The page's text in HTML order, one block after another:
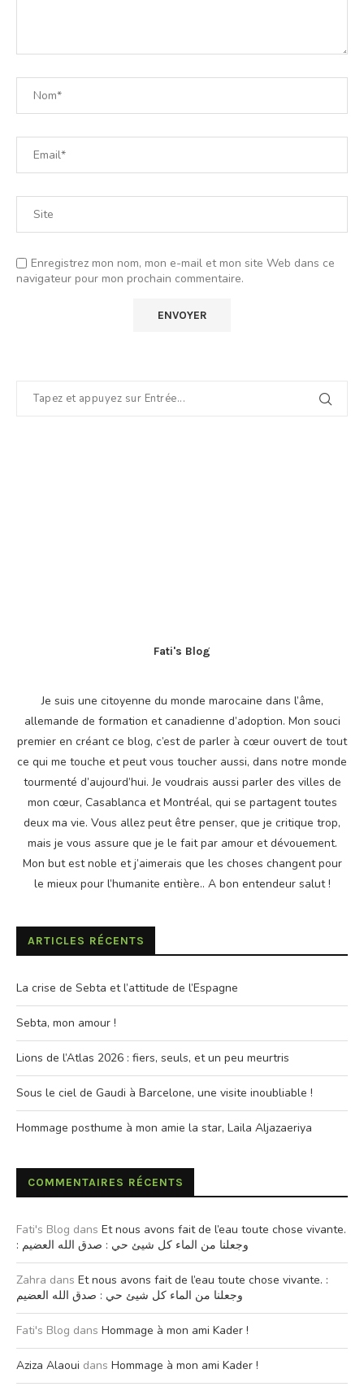
Enregistrez mon nom, mon e-mail et mon site Web dans ce
navigateur pour mon prochain commentaire.
Fati's Blog
Je suis une citoyenne du monde marocaine dans l’âme,
allemande de formation et canadienne d’adoption. Mon souci
premier en créant ce blog, c’est de parler à cœur ouvert de tout
ce qui me touche et peut vous toucher aussi, dans notre monde
tourmenté d’aujourd’hui. Je voudrais aussi parler des villes de
mon cœur, Casablanca et Montréal, qui se partagent toutes
deux ma vie. Vous allez peut être penser, que je critique trop,
mais je vous assure que je le fait par amour et dévouement.
Mon but est noble et j’aimerais que les choses changent pour
le mieux pour l’humanite entière.. A bon entendeur salut !
ARTICLES RÉCENTS
La crise de Sebta et l’attitude de l’Espagne
Sebta, mon amour !
Lions de l’Atlas 2026 : fiers, seuls, et un peu meurtris
Sous le ciel de Gaudi à Barcelone, une visite inoubliable !
Hommage posthume à mon amie la star, Laila Aljazaeriya
COMMENTAIRES RÉCENTS
Fati's Blog dans Et nous avons fait de l’eau toute chose vivante.
: وجعلنا من الماء كل شيئ حي : صدق الله العضيم
Zahra dans Et nous avons fait de l’eau toute chose vivante. :
وجعلنا من الماء كل شيئ حي : صدق الله العضيم
Fati's Blog dans Hommage à mon ami Kader !
Aziza Alaoui dans Hommage à mon ami Kader !